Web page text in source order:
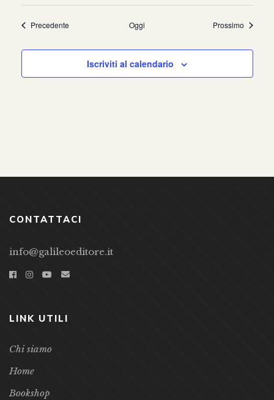
PrecedenteEventi Oggi ProssimoEventi
Iscriviti al calendario
CONTATTACI
info@galileoeditore.it
LINK UTILI
Chi siamo
Home
Bookshop